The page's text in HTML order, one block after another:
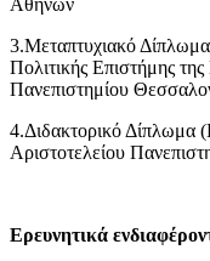
Αθηνών
3.Μεταπτυχιακό
Πολιτικής Επιστήμης
Πανεπιστημίου
4.Διδακτορικό Δίπλωμα
Αριστοτελείου
Ερευνητικά